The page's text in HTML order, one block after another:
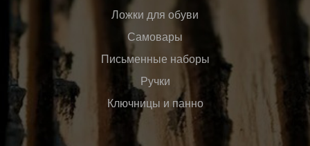
Ложки для обуви
Самовары
Письменные наборы
Ручки
Ключницы и панно